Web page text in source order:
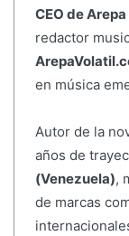
CEO de
redactor
en música
Autor de la
años de
(Venezuela),
de marcas